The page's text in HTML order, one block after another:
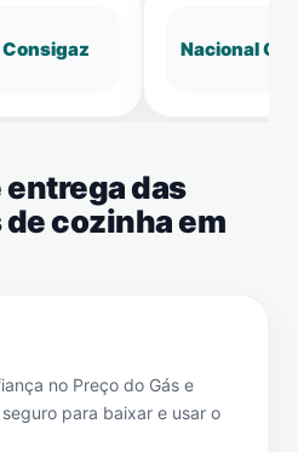
Consigaz Nacional Gás
entrega das
cozinha em
no Preço do Gás e
para baixar e usar o